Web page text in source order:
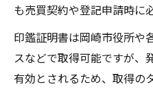
も売買契約や登記申請時に
印鑑証明書は岡崎市役所や
スなどで取得可能ですが、
有効とされるため、取得の